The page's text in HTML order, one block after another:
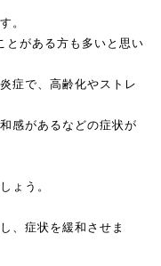
。
とがある方も多いと思い
症で、高齢化やストレ
感があるなどの症状が
ょう。
、症状を緩和させま